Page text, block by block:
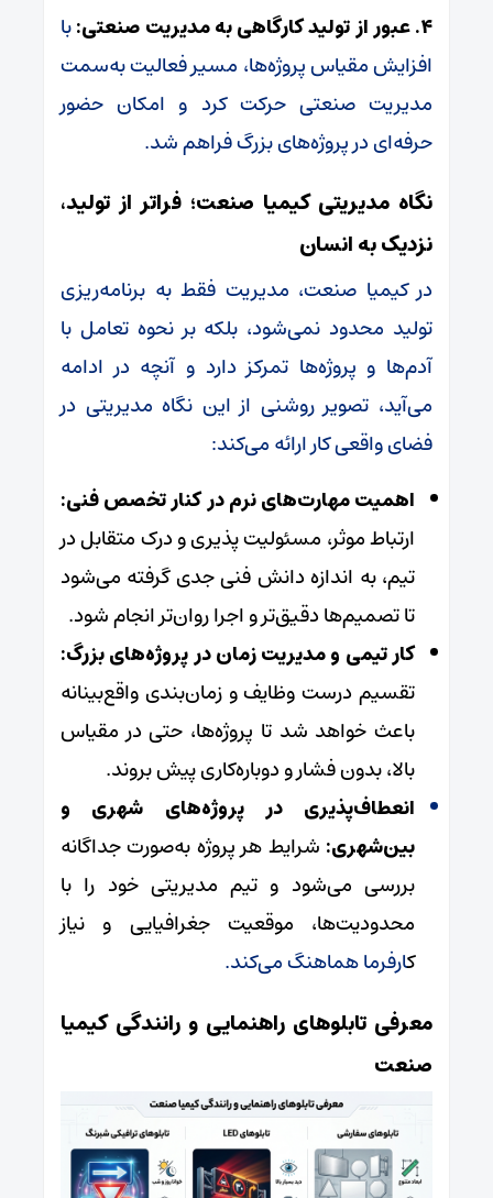
۴. عبور از تولید کارگاهی به مدیریت صنعتی:
با
افزایش مقیاس پروژه‌ها، مسیر فعالیت به‌سمت
مدیریت صنعتی حرکت کرد و امکان حضور
حرفه‌ای در پروژه‌های بزرگ فراهم شد.
نگاه مدیریتی کیمیا صنعت؛ فراتر از تولید،
نزدیک به انسان
در کیمیا صنعت، مدیریت فقط به برنامه‌ریزی
تولید محدود نمی‌شود، بلکه بر نحوه تعامل با
آدم‌ها و پروژه‌ها تمرکز دارد و آنچه در ادامه
می‌آید، تصویر روشنی از این نگاه مدیریتی در
فضای واقعی کار ارائه می‌کند:
اهمیت مهارت‌های نرم در کنار تخصص فنی:
ارتباط موثر، مسئولیت پذیری و درک متقابل در
تیم، به اندازه دانش فنی جدی گرفته می‌شود
تا تصمیم‌ها دقیق‌تر و اجرا روان‌تر انجام شود.
کار تیمی و مدیریت زمان در پروژه‌های بزرگ:
تقسیم درست وظایف و زمان‌بندی واقع‌بینانه
باعث خواهد شد تا پروژه‌ها، حتی در مقیاس
بالا، بدون فشار و دوباره‌کاری پیش بروند.
انعطاف‌پذیری در پروژه‌های شهری و
بین‌شهری: شرایط هر پروژه به‌صورت جداگانه
بررسی می‌شود و تیم مدیریتی خود را با
محدودیت‌ها، موقعیت جغرافیایی و نیاز
کارفرما هماهنگ می‌کند.
معرفی تابلوهای راهنمایی و رانندگی کیمیا
صنعت